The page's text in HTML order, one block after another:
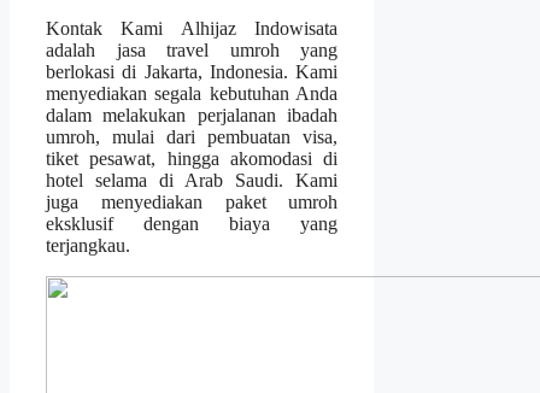
Kontak Kami Alhijaz Indowisata
adalah jasa travel umroh yang
berlokasi di Jakarta, Indonesia. Kami
menyediakan segala kebutuhan Anda
dalam melakukan perjalanan ibadah
umroh, mulai dari pembuatan visa,
tiket pesawat, hingga akomodasi di
hotel selama di Arab Saudi. Kami
juga menyediakan paket umroh
eksklusif dengan biaya yang
terjangkau.